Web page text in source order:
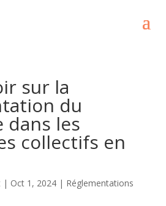
sur la
du
dans les
collectifs en
| Oct 1, 2024| Réglementations